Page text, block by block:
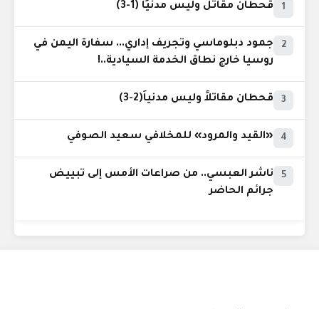
1 قحطان مقاتل وليس مدنيًا (1-3)
2
جمود دبلوماسي وتجريف إداري... سفارة اليمن في
روسيا خارج نطاق الخدمة السيادية..!
3 قحطان مقاتلاً وليس مدنياً(2-3)
4 «القيد والمرود» للمخلافي سعيد الصوفي
5
ناشر العبسي.. من صراعات الأمس إلى تبييض
جرائم الحاضر